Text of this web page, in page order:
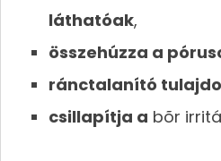
láthatóak,
összehúzza a
ránctalanító
csillapítja a bõr